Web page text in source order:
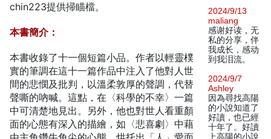
chin223提供掃瞄檔。
本書簡介：
本書收錄了十一個短篇小品。作者以輕靈樸
實的筆調在這十一篇作品中注入了他對人世
間的悲憫及批判，以溫柔敦厚的聲調，代替
聲嘶的吶喊。這點，在〈科學的不幸〉一篇
中可清楚地見出。另外，他也對世人看重顏
面的心態有深入的描繪，如〈悲喜劇〉中藉
2024/9/13
maliang
感谢好读，无
私的分享，伴
我成长，感动
到我泪流。
2024/9/7
Ashley
因為尋找高陽
的小說知道了
好讀，也已經
十年了。好讀
上高陽的小說